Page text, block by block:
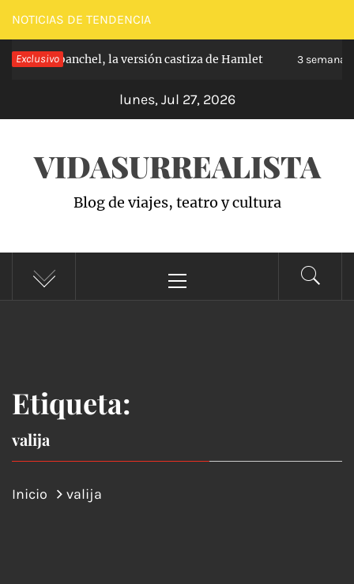
Saltar
al
contenido
NOTICIAS DE TENDENCIA
Exclusivo
de Carabanchel, la versión castiza de Hamlet 3 semanas
lunes, Jul 27, 2026
VIDASURREALISTA
Blog de viajes, teatro y cultura
principal
Etiqueta:
valija
Inicio valija